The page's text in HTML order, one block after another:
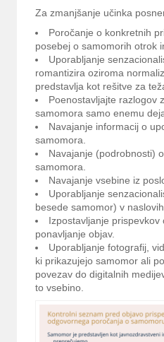
Za zmanjšanje učinka
Poročanje o konkretnih
posebej o samomorih otrok
Uporabljanje
romantizira oziroma
predstavlja kot rešitve za
Poenostavljajte razlogov
samomora samo enemu
Navajanje informacij o
samomora.
Navajanje (podrobnosti)
samomora.
Navajanje vsebine iz
Uporabljanje
besede samomor) v naslovih.
Izpostavljanje prispevkov
ponavljanje objav.
Uporabljanje fotografij,
ki prikazujejo samomor ali
povezav do digitalnih
to vsebino.